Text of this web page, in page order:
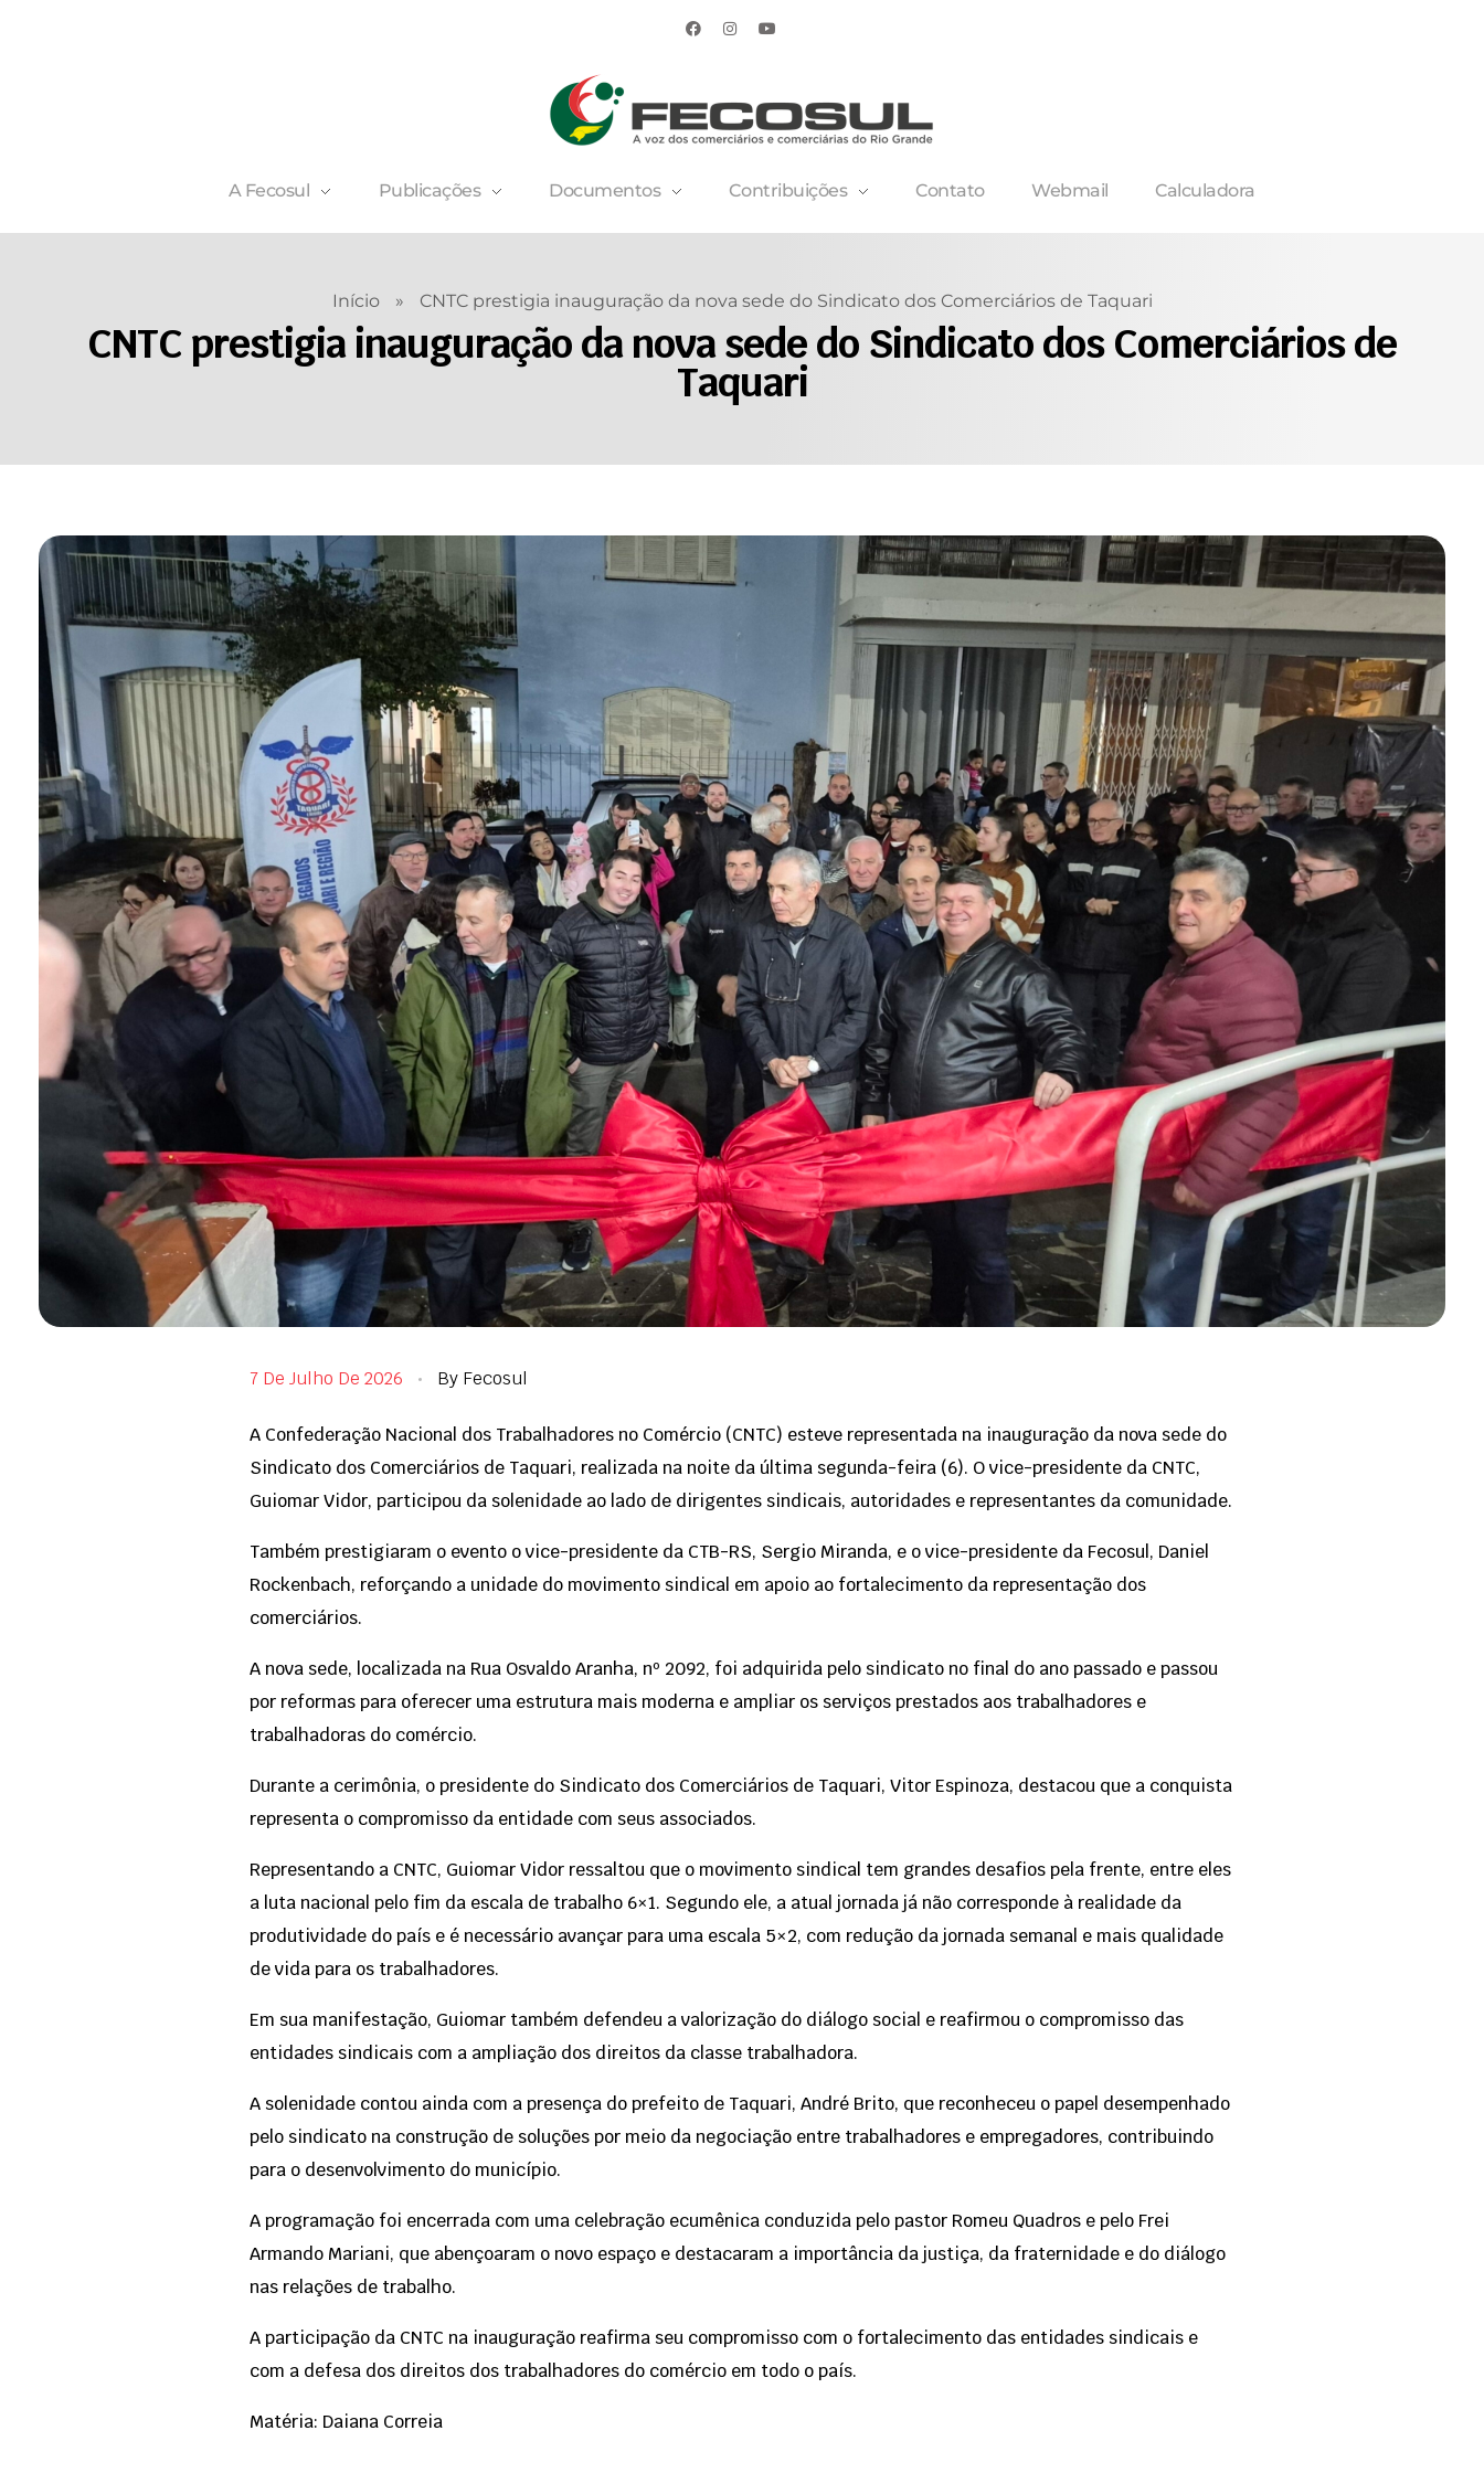
A Fecosul Publicações Documentos Contribuições Contato Webmail Calculadora
Início » CNTC prestigia inauguração da nova sede do Sindicato dos Comerciários de Taquari
CNTC prestigia inauguração da nova sede do Sindicato dos Comerciários de
Taquari
7 De Julho De 2026 By Fecosul
A Confederação Nacional dos Trabalhadores no Comércio (CNTC) esteve representada na inauguração da nova sede do
Sindicato dos Comerciários de Taquari, realizada na noite da última segunda-feira (6). O vice-presidente da CNTC,
Guiomar Vidor, participou da solenidade ao lado de dirigentes sindicais, autoridades e representantes da comunidade.
Também prestigiaram o evento o vice-presidente da CTB-RS, Sergio Miranda, e o vice-presidente da Fecosul, Daniel
Rockenbach, reforçando a unidade do movimento sindical em apoio ao fortalecimento da representação dos
comerciários.
A nova sede, localizada na Rua Osvaldo Aranha, nº 2092, foi adquirida pelo sindicato no final do ano passado e passou
por reformas para oferecer uma estrutura mais moderna e ampliar os serviços prestados aos trabalhadores e
trabalhadoras do comércio.
Durante a cerimônia, o presidente do Sindicato dos Comerciários de Taquari, Vitor Espinoza, destacou que a conquista
representa o compromisso da entidade com seus associados.
Representando a CNTC, Guiomar Vidor ressaltou que o movimento sindical tem grandes desafios pela frente, entre eles
a luta nacional pelo fim da escala de trabalho 6×1. Segundo ele, a atual jornada já não corresponde à realidade da
produtividade do país e é necessário avançar para uma escala 5×2, com redução da jornada semanal e mais qualidade
de vida para os trabalhadores.
Em sua manifestação, Guiomar também defendeu a valorização do diálogo social e reafirmou o compromisso das
entidades sindicais com a ampliação dos direitos da classe trabalhadora.
A solenidade contou ainda com a presença do prefeito de Taquari, André Brito, que reconheceu o papel desempenhado
pelo sindicato na construção de soluções por meio da negociação entre trabalhadores e empregadores, contribuindo
para o desenvolvimento do município.
A programação foi encerrada com uma celebração ecumênica conduzida pelo pastor Romeu Quadros e pelo Frei
Armando Mariani, que abençoaram o novo espaço e destacaram a importância da justiça, da fraternidade e do diálogo
nas relações de trabalho.
A participação da CNTC na inauguração reafirma seu compromisso com o fortalecimento das entidades sindicais e
com a defesa dos direitos dos trabalhadores do comércio em todo o país.
Matéria: Daiana Correia